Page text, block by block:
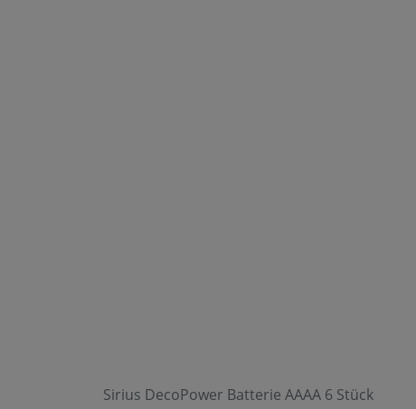
Sirius DecoPower Batterie AAAA 6 Stück